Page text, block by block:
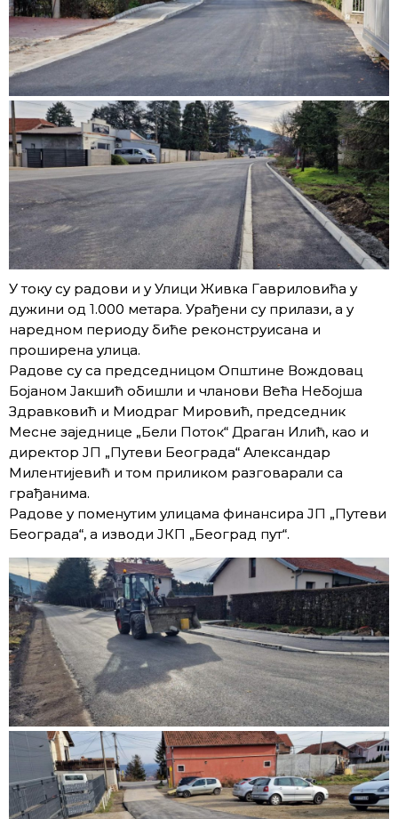
У току су радови и у Улици Живка Гавриловића у
дужини од 1.000 метара. Урађени су прилази, а у
наредном периоду биће реконструисана и
проширена улица.
Радове су са председницом Општине Вождовац
Бојаном Јакшић обишли и чланови Већа Небојша
Здравковић и Миодраг Мировић, председник
Месне заједнице „Бели Поток“ Драган Илић, као и
директор ЈП „Путеви Београда“ Александар
Милентијевић и том приликом разговарали са
грађанима.
Радове у поменутим улицама финансира ЈП „Путеви
Београда“, а изводи ЈКП „Београд пут“.